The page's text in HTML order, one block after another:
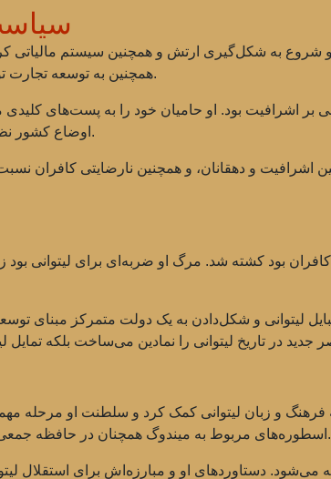
شروع به شکل‌گیری ارتش و همچنین سیستم مالیاتی
همچنین به توسعه تجارت توجه می‌کرد که به رشد اقتصادی دولت کمک کرد.
بر اشرافیت بود. او حامیان خود را به پست‌های کلیدی
اوضاع کشور نظارت کرده و وفاداری اشراف محلی را تأمین کند.
اشرافیت و دهقانان، و همچنین نارضایتی
و کافران بود کشته شد. مرگ او ضربه‌ای برای
لیتوانی و شکل‌دادن به یک دولت متمرکز مبنای
و زبان لیتوانی کمک کرد و سلطنت او مرحله
اسطوره‌های مربوط به میندوگ همچنان در حافظه جمعی زنده‌اند و بر ادبیات و هنر لیتوانی تأثیر می‌گذارند.
می‌شود. دستاوردهای او و مبارزه‌اش برای استقلال